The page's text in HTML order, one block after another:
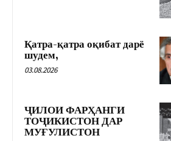
Қатра-қатра оқибат дарё
шудем,
03.08.2026
ҶИЛОИ ФАРҲАНГИ
ТОҶИКИСТОН ДАР
МУҒУЛИСТОН